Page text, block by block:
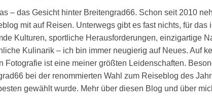
– das Gesicht hinter Breitengrad66. Schon seit 2010
mit auf Reisen. Unterwegs gibt es fast nichts, für das
Kulturen, sportliche Herausforderungen, einzigartige
Kulinarik – ich bin immer neugierig auf Neues. Auf
Fotografie ist eine meiner größten Leidenschaften.
bei der renommierten Wahl zum Reiseblog des
gewählt wurde. Mehr über diesen Blog und über